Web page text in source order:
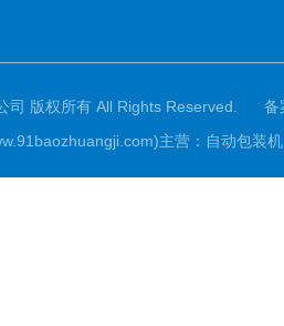
版权所有 All Rights Reserved.
备
主营：自动包